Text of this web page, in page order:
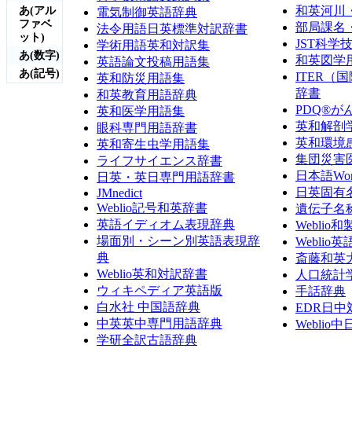
あ(アル
ファベ
ット)
あ(数字)
あ(記号)
電気制御英語辞典
法令用語日英標準対訳辞書
学術用語英和対訳集
英語論文投稿用語集
英和防災用語集
和英教育用語辞典
英和医学用語集
眼科専門用語辞書
英和寄生虫学用語集
ライフサイエンス辞書
日英・英日専門用語辞書
JMnedict
Weblio記号和英辞書
英語イディオム表現辞典
場面別・シーン別英語表現辞
典
Weblio英和対訳辞書
ウィキペディア英語版
白水社 中国語辞典
中英英中専門用語辞典
学研全訳古語辞典
和英河川
部局課名
JST科学
和英図学
ITER（
辞書
PDQ®が
英和解剖
英和環境
集団災害
日本語
日英固有
遺伝子名
Weblio和
Weblio英
斎藤和英
人口統計
手話辞典
EDR日中
Weblio中